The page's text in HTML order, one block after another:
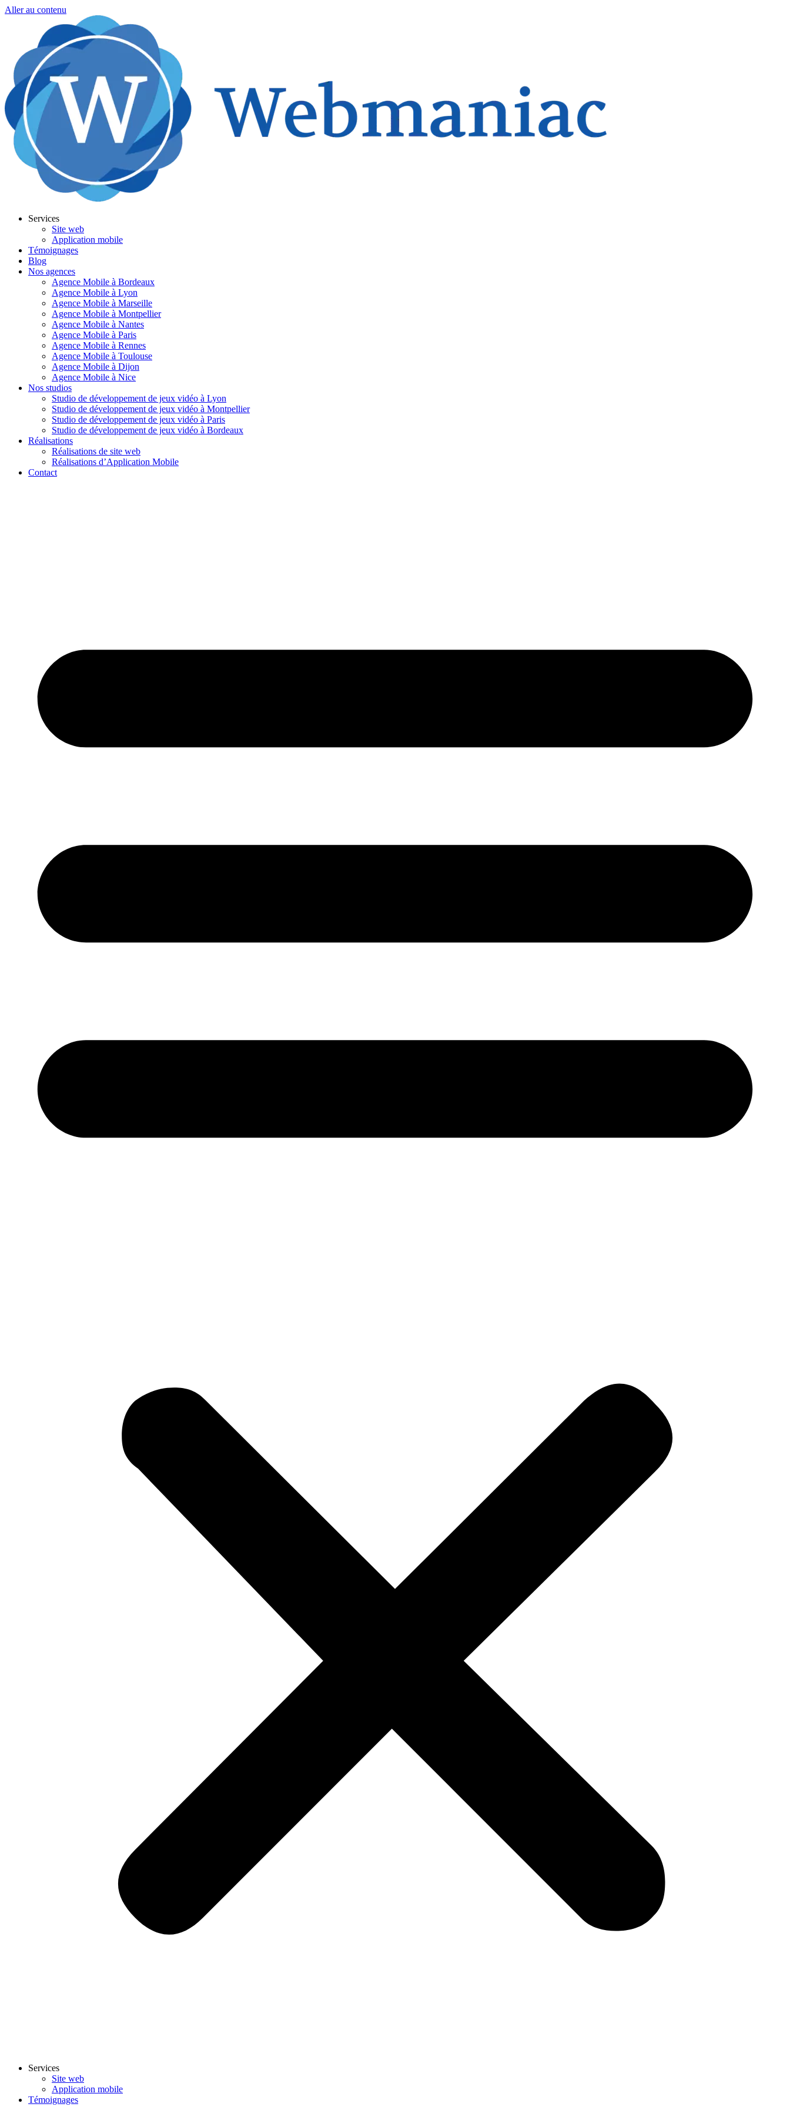
Aller au contenu
Services
Site web
Application mobile
Témoignages
Blog
Nos agences
Agence Mobile à Bordeaux
Agence Mobile à Lyon
Agence Mobile à Marseille
Agence Mobile à Montpellier
Agence Mobile à Nantes
Agence Mobile à Paris
Agence Mobile à Rennes
Agence Mobile à Toulouse
Agence Mobile à Dijon
Agence Mobile à Nice
Nos studios
Studio de développement de jeux vidéo à Lyon
Studio de développement de jeux vidéo à Montpellier
Studio de développement de jeux vidéo à Paris
Studio de développement de jeux vidéo à Bordeaux
Réalisations
Réalisations de site web
Réalisations d’Application Mobile
Contact
Services
Site web
Application mobile
Témoignages